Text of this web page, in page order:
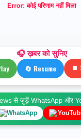
Error: कोई परिणाम नहीं मिला
🎧 ख़बर को सुनिए
🔄 Resume ⏹
से जुड़ें WhatsApp और
WhatsApp